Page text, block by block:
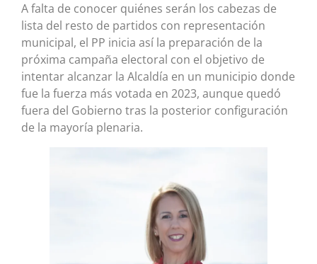
A falta de conocer quiénes serán los cabezas de
lista del resto de partidos con representación
municipal, el PP inicia así la preparación de la
próxima campaña electoral con el objetivo de
intentar alcanzar la Alcaldía en un municipio donde
fue la fuerza más votada en 2023, aunque quedó
fuera del Gobierno tras la posterior configuración
de la mayoría plenaria.